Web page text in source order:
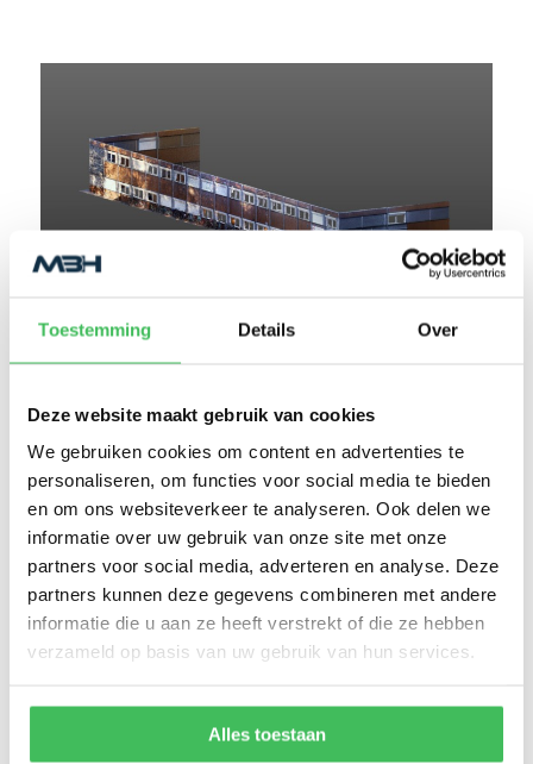
Toestemming Details Over
Deze website maakt gebruik van cookies
We gebruiken cookies om content en advertenties te
personaliseren, om functies voor social media te bieden
en om ons websiteverkeer te analyseren. Ook delen we
informatie over uw gebruik van onze site met onze
partners voor social media, adverteren en analyse. Deze
partners kunnen deze gegevens combineren met andere
informatie die u aan ze heeft verstrekt of die ze hebben
verzameld op basis van uw gebruik van hun services.
Alles toestaan
Patrick van Manen
Geschreven op 26 november
2021
Contact opnemen
4,6
Gebaseerd op 11 reviews